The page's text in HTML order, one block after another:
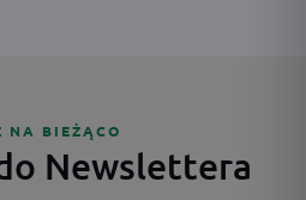
NA BIEŻĄCO
Newslettera